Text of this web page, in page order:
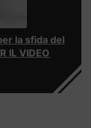
la sfida del
IL VIDEO